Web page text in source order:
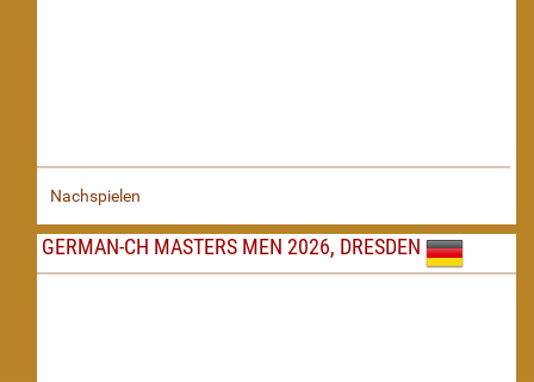
Nachspielen
GERMAN-CH MASTERS MEN 2026, DRESDEN